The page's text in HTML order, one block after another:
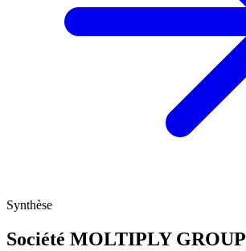
Synthèse
Société MOLTIPLY GROUP